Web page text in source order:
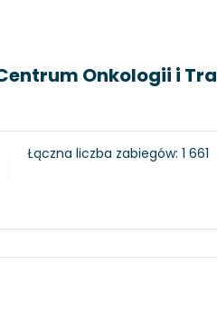
Onkologii i
Łączna liczba zabiegów: 1 661